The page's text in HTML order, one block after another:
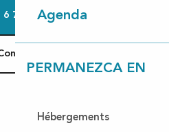
Agenda
PERMANEZCA EN
Hébergements
6 73 31 17▒▒